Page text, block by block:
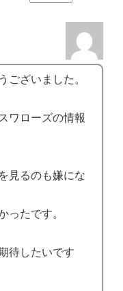
ございました。
ワローズの情報
見るのも嫌にな
ったです。
待したいです